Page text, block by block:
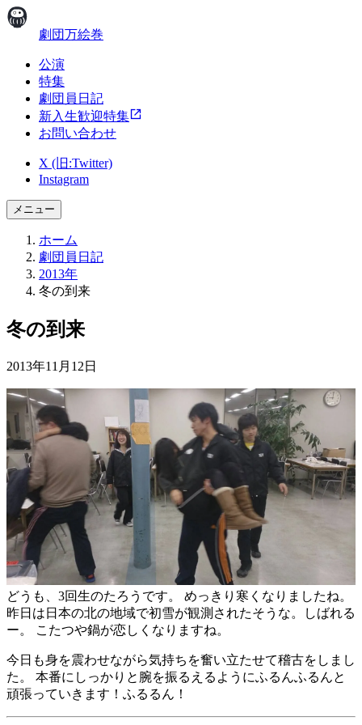
劇団万絵巻
公演
特集
劇団員日記
新入生歓迎特集
お問い合わせ
X (旧:Twitter)
Instagram
メニュー
ホーム
劇団員日記
2013年
冬の到来
冬の到来
2013年11月12日
どうも、3回生のたろうです。 めっきり寒くなりましたね。
昨日は日本の北の地域で初雪が観測されたそうな。しばれる
ー。 こたつや鍋が恋しくなりますね。
今日も身を震わせながら気持ちを奮い立たせて稽古をしまし
た。 本番にしっかりと腕を振るえるようにふるんふるんと
頑張っていきます！ふるるん！